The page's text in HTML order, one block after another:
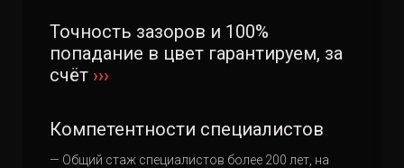
Точность зазоров и 100%
попадание в цвет гарантируем, за
счёт ›››
Компетентности специалистов
— Общий стаж специалистов более 200 лет, на